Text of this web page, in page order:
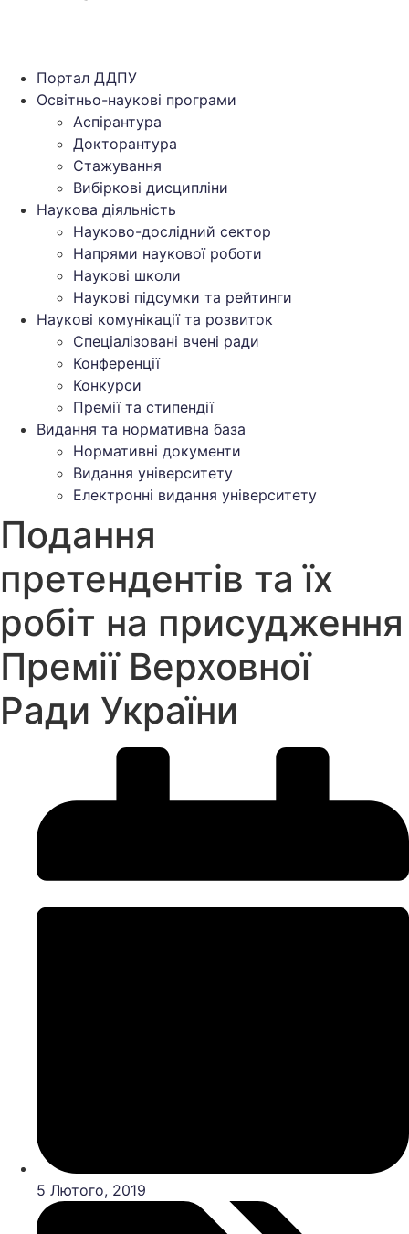
Портал ДДПУ
Освітньо-наукові програми
Аспірантура
Докторантура
Стажування
Вибіркові дисципліни
Наукова діяльність
Науково-дослідний сектор
Напрями наукової роботи
Наукові школи
Наукові підсумки та рейтинги
Наукові комунікації та розвиток
Спеціалізовані вчені ради
Конференції
Конкурси
Премії та стипендії
Видання та нормативна база
Нормативні документи
Видання університету
Електронні видання університету
Подання
претендентів та їх
робіт на присудження
Премії Верховної
Ради України
5 Лютого, 2019